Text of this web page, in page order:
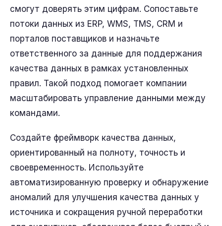
смогут доверять этим цифрам. Сопоставьте
потоки данных из ERP, WMS, TMS, CRM и
порталов поставщиков и назначьте
ответственного за данные для поддержания
качества данных в рамках установленных
правил. Такой подход помогает компании
масштабировать управление данными между
командами.
Создайте фреймворк качества данных,
ориентированный на полноту, точность и
своевременность. Используйте
автоматизированную проверку и обнаружение
аномалий для улучшения качества данных у
источника и сокращения ручной переработки